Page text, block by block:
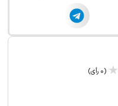
★ (۰ رأی)